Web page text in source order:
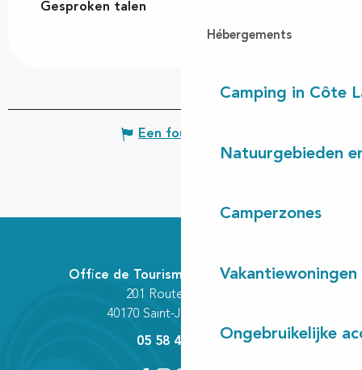
Hébergements
Camping in Côte
Natuurgebieden
Camperzones
Vakantiewoningen
Ongebruikelijke
Gesproken talen
Gesproken talen
Een fout melden
Office de Tourisme Communautaire
201 Route des Lacs
40170 Saint-Julien-en-Born
05 58 42 89 80